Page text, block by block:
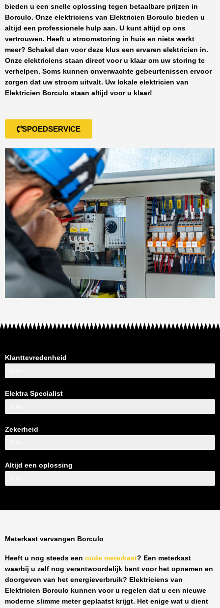
bieden u een snelle oplossing tegen betaalbare prijzen in
Borculo. Onze elektriciens van Elektricien Borculo bieden u
altijd een professionele hulp aan. U kunt altijd op ons
vertrouwen. Heeft u stroomstoring in huis en niets werkt
meer? Schakel dan voor deze klus een ervaren elektricien in.
Onze elektriciens staan direct voor u klaar om uw storing te
verhelpen. Soms kunnen onverwachte gebeurtenissen ervoor
zorgen dat uw stroom uitvalt. Uw lokale elektricien van
Elektricien Borculo staan altijd voor u klaar!
SPOEDSERVICE
Klanttevredenheid
Elektra Specialist
Zekerheid
Altijd een oplossing
Meterkast vervangen Borculo
Heeft u nog steeds een oude meterkast? Een meterkast
waarbij u zelf nog verantwoordelijk bent voor het opnemen en
doorgeven van het energieverbruik? Elektriciens van
Elektricien Borculo kunnen voor u regelen dat u een nieuwe
moderne slimme meter geplaatst krijgt. Het enige wat u dient